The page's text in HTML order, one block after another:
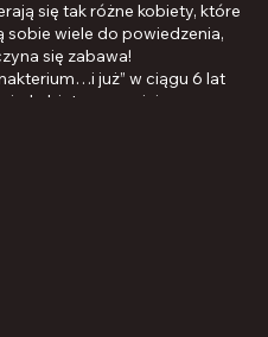
się tak różne kobiety, które
sobie wiele do powiedzenia,
się zabawa!
już” w ciągu 6 lat
że kobieta wraz z jej
i z zabawnymi tekstami,
złożone choreograficzne
którą występujące na